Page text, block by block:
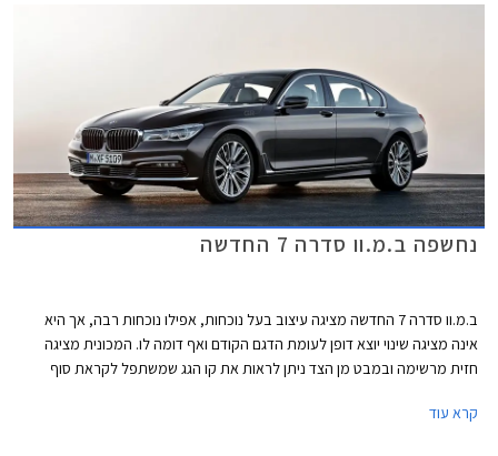
נחשפה ב.מ.וו סדרה 7 החדשה
ב.מ.וו סדרה 7 החדשה מציגה עיצוב בעל נוכחות, אפילו נוכחות רבה, אך היא
אינה מציגה שינוי יוצא דופן לעומת הדגם הקודם ואף דומה לו. המכונית מציגה
חזית מרשימה ובמבט מן הצד ניתן לראות את קו הגג שמשתפל לקראת סוף
פס כרום שמשתלב בפנסים וארבע פתחי מפלט שמוסיפים למראה הדינאמי של
קרא עוד